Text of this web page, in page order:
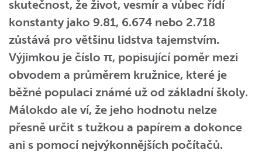
skutečnost, že život, vesmír a vůbec řídí
konstanty jako 9.81, 6.674 nebo 2.718
zůstává pro většinu lidstva tajemstvím.
Výjimkou je číslo π, popisující poměr mezi
obvodem a průměrem kružnice, které je
běžné populaci známé už od základní školy.
Málokdo ale ví, že jeho hodnotu nelze
přesně určit s tužkou a papírem a dokonce
ani s pomocí nejvýkonnějších počítačů.